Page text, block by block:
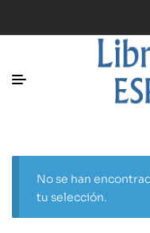
No se han
tu selección.